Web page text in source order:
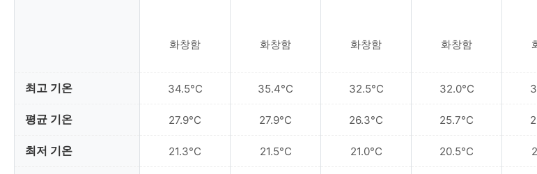
최고 기온
평균 기온
최저 기온
화창함
34.5°C
27.9°C
21.3°C
화창함
35.4°C
27.9°C
21.5°C
화창함
32.5°C
26.3°C
21.0°C
화창함
32.0°C
25.7°C
20.5°C